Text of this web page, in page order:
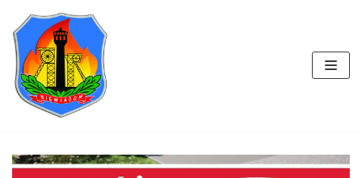
Przejdź
do
treści